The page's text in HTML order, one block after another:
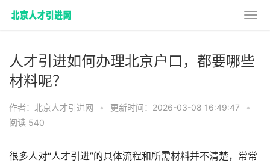
人才引进如何办理北京户口，都要哪些
材料呢？
作者：北京人才引进网 • 更新时间：2026-03-08 16:49:47
•
阅读 540
很多人对“人才引进”的具体流程和所需材料并不清楚，常常